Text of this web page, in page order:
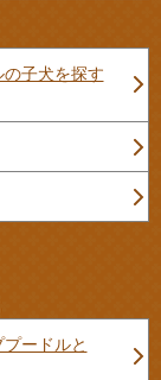
の子犬を探す
ードルと